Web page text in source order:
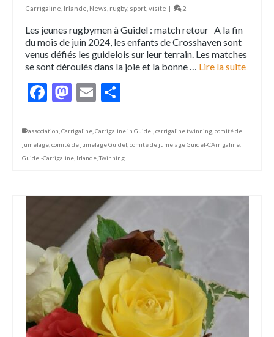
Carrigaline Irlande News rugby, sport visite | 2
Les jeunes rugbymen à Guidel : match retour A la fin
du mois de juin 2024, les enfants de Crosshaven sont
venus défiés les guidelois sur leur terrain. Les matches
se sont déroulés dans la joie et la bonne … Lire la suite
Facebook
Mastodon
Email
association Carrigaline Carrigaline in Guidel carrigaline twinning comité de
jumelage comité de jumelage Guidel comité de jumelage Guidel-CArrigaline
Guidel-Carrigaline Irlande ,Twinning